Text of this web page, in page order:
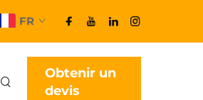
FR
Obtenir un
devis